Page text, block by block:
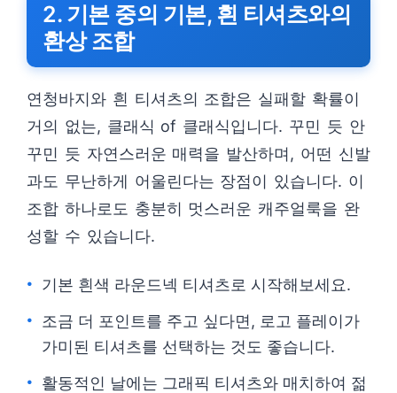
2. 기본 중의 기본, 흰 티셔츠와의
환상 조합
연청바지와 흰 티셔츠의 조합은 실패할 확률이
거의 없는, 클래식 of 클래식입니다. 꾸민 듯 안
꾸민 듯 자연스러운 매력을 발산하며, 어떤 신발
과도 무난하게 어울린다는 장점이 있습니다. 이
조합 하나로도 충분히 멋스러운 캐주얼룩을 완
성할 수 있습니다.
기본 흰색 라운드넥 티셔츠로 시작해보세요.
조금 더 포인트를 주고 싶다면, 로고 플레이가
가미된 티셔츠를 선택하는 것도 좋습니다.
활동적인 날에는 그래픽 티셔츠와 매치하여 젊